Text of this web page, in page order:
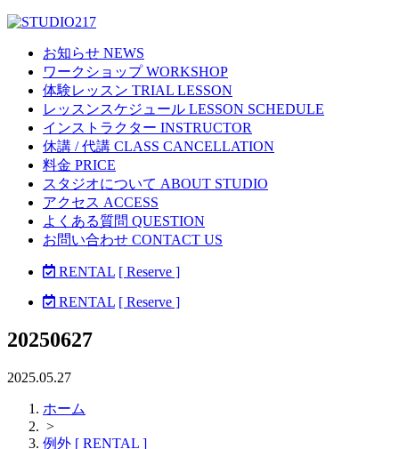
お知らせ NEWS
ワークショップ WORKSHOP
体験レッスン TRIAL LESSON
レッスンスケジュール LESSON SCHEDULE
インストラクター INSTRUCTOR
休講 / 代講 CLASS CANCELLATION
料金 PRICE
スタジオについて ABOUT STUDIO
アクセス ACCESS
よくある質問 QUESTION
お問い合わせ CONTACT US
RENTAL [ Reserve ]
RENTAL [ Reserve ]
20250627
2025.05.27
ホーム
>
例外 [ RENTAL ]